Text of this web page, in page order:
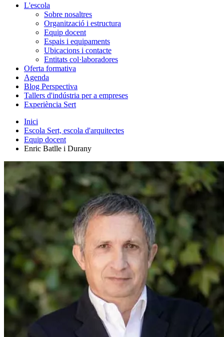
L'escola
Sobre nosaltres
Organització i estructura
Equip docent
Espais i equipaments
Ubicacions i contacte
Entitats col·laboradores
Oferta formativa
Agenda
Blog Perspectiva
Tallers d'indústria per a empreses
Experiència Sert
Inici
Escola Sert, escola d'arquitectes
Equip docent
Enric Batlle i Durany